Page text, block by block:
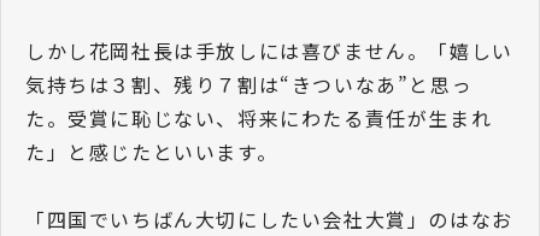
しかし花岡社長は手放しには喜びません。「嬉しい
気持ちは３割、残り７割は“きついなあ”と思っ
た。受賞に恥じない、将来にわたる責任が生まれ
た」と感じたといいます。
「四国でいちばん大切にしたい会社大賞」のはなお